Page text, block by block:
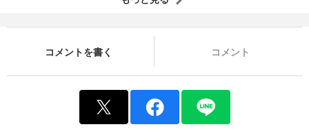
コメントを書く コメント